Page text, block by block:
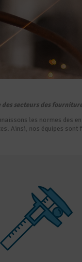
des secteurs des
les normes des
Ainsi, nos équipes